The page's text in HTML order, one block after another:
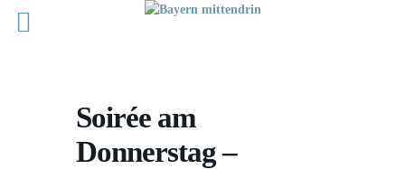
Soirée am
Donnerstag –